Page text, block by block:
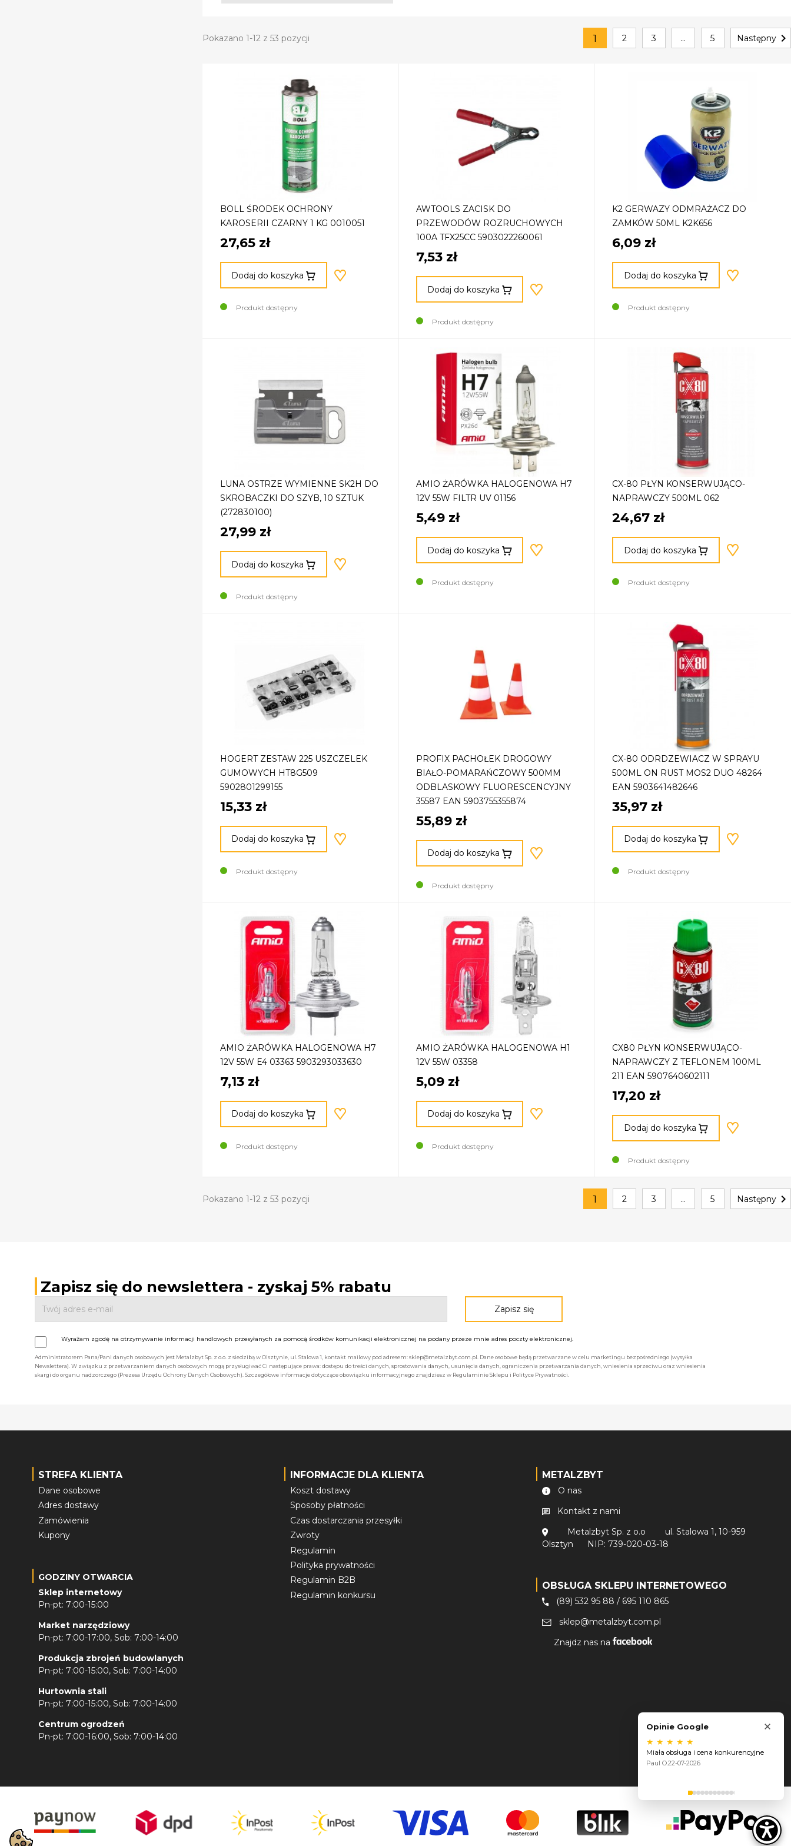
Pokazano 1-12 z 53 pozycji 1 2 3 … 5 Następny
BOLL ŚRODEK OCHRONY
KAROSERII CZARNY 1 KG 0010051
27,65 zł
Dodaj do koszyka
Produkt dostępny
AWTOOLS ZACISK DO
PRZEWODÓW ROZRUCHOWYCH
100A TFX25CC 5903022260061
7,53 zł
Dodaj do koszyka
Produkt dostępny
K2 GERWAZY ODMRAŻACZ DO
ZAMKÓW 50ML K2K656
6,09 zł
Dodaj do koszyka
Produkt dostępny
LUNA OSTRZE WYMIENNE SK2H DO
SKROBACZKI DO SZYB, 10 SZTUK
(272830100)
27,99 zł
Dodaj do koszyka
Produkt dostępny
AMIO ŻARÓWKA HALOGENOWA H7
12V 55W FILTR UV 01156
5,49 zł
Dodaj do koszyka
Produkt dostępny
CX-80 PŁYN KONSERWUJĄCO-
NAPRAWCZY 500ML 062
24,67 zł
Dodaj do koszyka
Produkt dostępny
HOGERT ZESTAW 225 USZCZELEK
GUMOWYCH HT8G509
5902801299155
15,33 zł
Dodaj do koszyka
Produkt dostępny
PROFIX PACHOŁEK DROGOWY
BIAŁO-POMARAŃCZOWY 500MM
ODBLASKOWY FLUORESCENCYJNY
35587 EAN 5903755355874
55,89 zł
Dodaj do koszyka
Produkt dostępny
CX-80 ODRDZEWIACZ W SPRAYU
500ML ON RUST MOS2 DUO 48264
EAN 5903641482646
35,97 zł
Dodaj do koszyka
Produkt dostępny
AMIO ŻARÓWKA HALOGENOWA H7
12V 55W E4 03363 5903293033630
7,13 zł
Dodaj do koszyka
Produkt dostępny
AMIO ŻARÓWKA HALOGENOWA H1
12V 55W 03358
5,09 zł
Dodaj do koszyka
Produkt dostępny
CX80 PŁYN KONSERWUJĄCO-
NAPRAWCZY Z TEFLONEM 100ML
211 EAN 5907640602111
17,20 zł
Dodaj do koszyka
Produkt dostępny
Pokazano 1-12 z 53 pozycji 1 2 3 … 5 Następny
Zapisz się do newslettera - zyskaj 5% rabatu
Wyrażam zgodę na otrzymywanie informacji handlowych przesyłanych za pomocą środków komunikacji elektronicznej na podany przeze mnie adres poczty elektronicznej.
Administratorem Pana/Pani danych osobowych jest Metalzbyt Sp. z o.o. z siedzibą w Olsztynie, ul. Stalowa 1, kontakt mailowy pod adresem: sklep@metalzbyt.com.pl. Dane osobowe będą przetwarzane w celu marketingu bezpośredniego (wysyłka
Newslettera). W związku z przetwarzaniem danych osobowych mogą przysługiwać Ci następujące prawa: dostępu do treści danych, sprostowania danych, usunięcia danych, ograniczenia przetwarzania danych, wniesienia sprzeciwu oraz wniesienia
skargi do organu nadzorczego (Prezesa Urzędu Ochrony Danych Osobowych). Szczegółowe informacje dotyczące obowiązku informacyjnego znajdziesz w Regulaminie Sklepu i Polityce Prywatności.
STREFA KLIENTA
Dane osobowe
Adres dostawy
Zamówienia
Kupony
GODZINY OTWARCIA
Sklep internetowy
Pn-pt: 7:00-15:00
Market narzędziowy
Pn-pt: 7:00-17:00, Sob: 7:00-14:00
Produkcja zbrojeń budowlanych
Pn-pt: 7:00-15:00, Sob: 7:00-14:00
Hurtownia stali
Pn-pt: 7:00-15:00, Sob: 7:00-14:00
Centrum ogrodzeń
Pn-pt: 7:00-16:00, Sob: 7:00-14:00
INFORMACJE DLA KLIENTA
Koszt dostawy
Sposoby płatności
Czas dostarczania przesyłki
Zwroty
Regulamin
Polityka prywatności
Regulamin B2B
Regulamin konkursu
METALZBYT
O nas
Kontakt z nami
Metalzbyt Sp. z o.o
ul. Stalowa 1, 10-959
Olsztyn
NIP: 739-020-03-18
OBSŁUGA SKLEPU INTERNETOWEGO
(89) 532 95 88 / 695 110 865
sklep@metalzbyt.com.pl
Znajdz nas na
Opinie Google ×
★ ★ ★ ★ ★
Miała obsługa i cena konkurencyjne
Paul O.22-07-2026